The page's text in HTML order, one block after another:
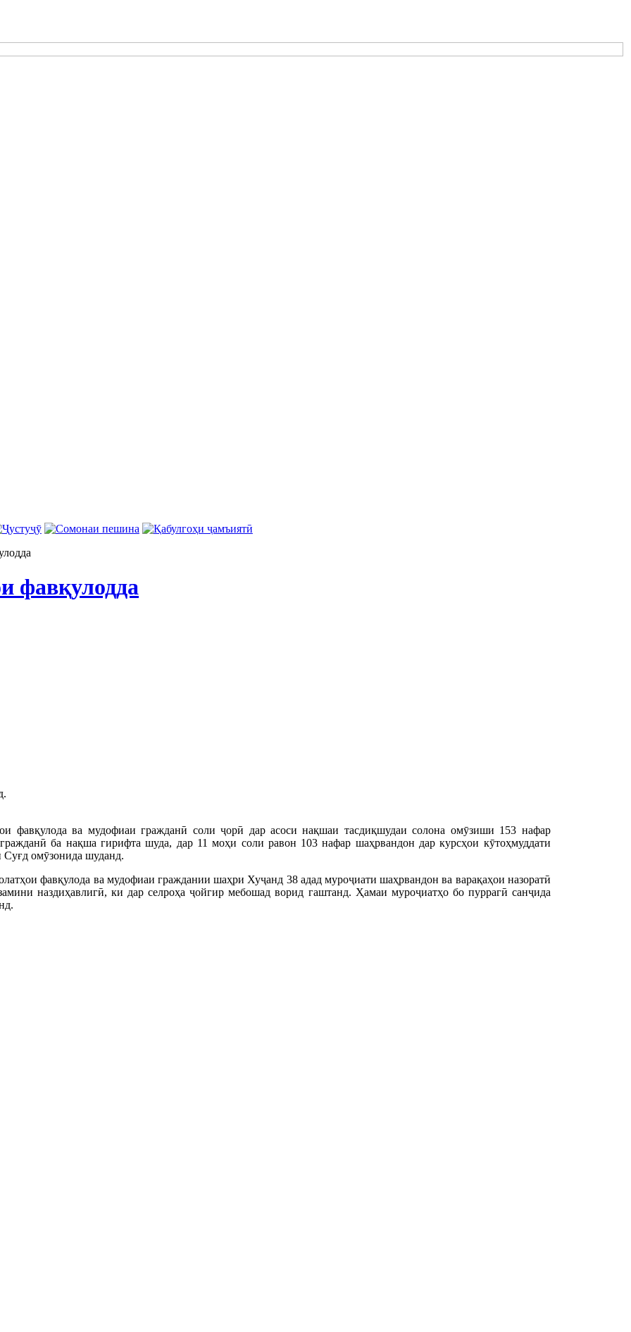
фавқулодда
фавқулода ва мудофиаи гражданӣ соли ҷорӣ дар асоси нақшаи тасдиқшудаи солона омӯзиши 153 нафар
ба нақша гирифта шуда, дар 11 моҳи соли равон 103 нафар шаҳрвандон дар курсҳои кӯтоҳмуддати
омӯзонида шуданд.
фавқулода ва мудофиаи граждании шаҳри Хуҷанд 38 адад муроҷиати шаҳрвандон ва варақаҳои назоратӣ
наздиҳавлигӣ, ки дар селроҳа ҷойгир мебошад ворид гаштанд. Ҳамаи муроҷиатҳо бо пуррагӣ санҷида